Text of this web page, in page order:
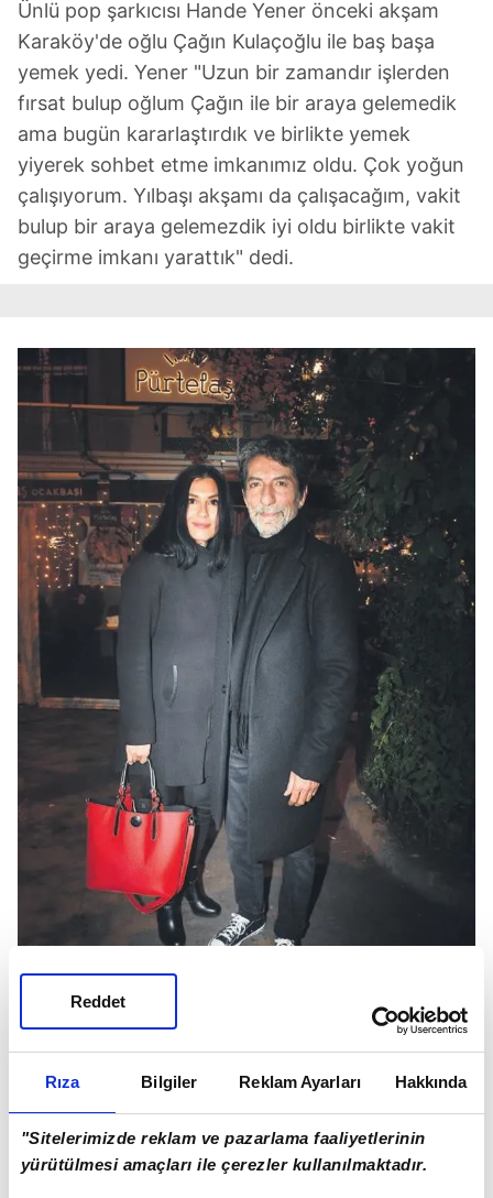
Rıza Bilgiler Reklam Ayarları Hakkında
"Sitelerimizde reklam ve pazarlama faaliyetlerinin
yürütülmesi amaçları ile çerezler kullanılmaktadır.
Reddet
Ünlü pop şarkıcısı Hande Yener önceki akşam
Karaköy'de oğlu Çağın Kulaçoğlu ile baş başa
yemek yedi. Yener "Uzun bir zamandır işlerden
fırsat bulup oğlum Çağın ile bir araya gelemedik
ama bugün kararlaştırdık ve birlikte yemek
yiyerek sohbet etme imkanımız oldu. Çok yoğun
çalışıyorum. Yılbaşı akşamı da çalışacağım, vakit
bulup bir araya gelemezdik iyi oldu birlikte vakit
geçirme imkanı yarattık" dedi.
ELDEVAR
AŞK
Duayen oyuncu Mustafa Uğurlu önceki akşam
Cihangir'de bir mekanda yeni sevgilisi ile baş